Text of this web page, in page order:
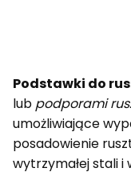
Podstawki do
lub podporami
umożliwiające
posadowienie
wytrzymałej stali